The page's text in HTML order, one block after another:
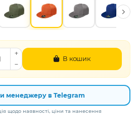
В кошик
менеджеру в Telegram
щодо наявності, ціни та нанесення